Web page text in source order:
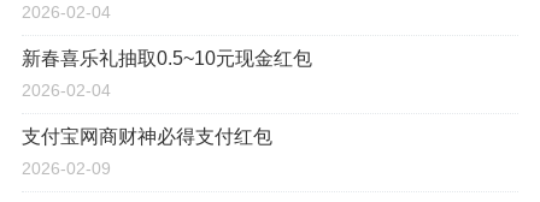
2026-02-04
新春喜乐礼抽取0.5~10元现金红包
2026-02-04
支付宝网商财神必得支付红包
2026-02-09